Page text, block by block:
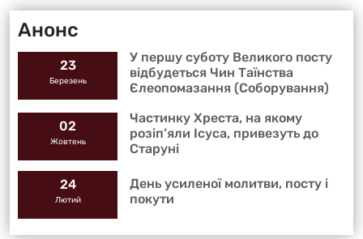
Анонс
23
Березень
У першу суботу Великого посту
відбудеться Чин Таїнства
Єлеопомазання (Соборування)
02
Жовтень
Частинку Хреста, на якому
розіп’яли Ісуса, привезуть до
Старуні
24
Лютий
День усиленої молитви, посту і
покути